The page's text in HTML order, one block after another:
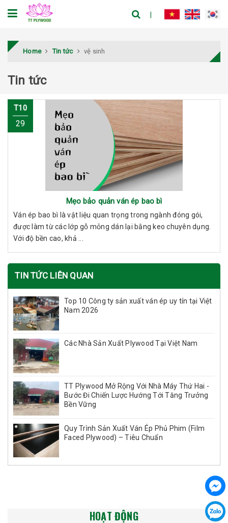
Home Tin tức vệ sinh
Tin tức
T10
29
Mẹo bảo quản ván ép bao bì
Ván ép bao bì là vật liệu quan trọng trong ngành đóng gói,
được làm từ các lớp gỗ mỏng dán lại bằng keo chuyên dụng.
Với độ bền cao, khả ...
TIN TỨC LIÊN QUAN
Top 10 Công ty sản xuất ván ép uy tín tại Việt
Nam 2026
Các Nhà Sản Xuất Plywood Tại Việt Nam
TT Plywood Mở Rộng Với Nhà Máy Thứ Hai -
Bước Đi Chiến Lược Hướng Tới Tăng Trưởng
Bền Vững
Quy Trình Sản Xuất Ván Ép Phủ Phim (Film
Faced Plywood) – Tiêu Chuẩn
HOẠT ĐỘNG